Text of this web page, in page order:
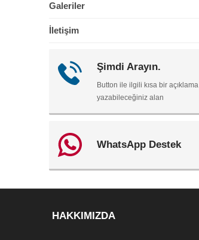
Galeriler
İletişim
Şimdi Arayın.
Button ile ilgili kısa bir açıklama
yazabileceğiniz alan
WhatsApp Destek
HAKKIMIZDA